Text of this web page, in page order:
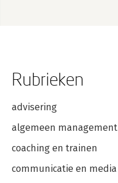
Rubrieken
advisering
algemeen management
coaching en trainen
communicatie en media